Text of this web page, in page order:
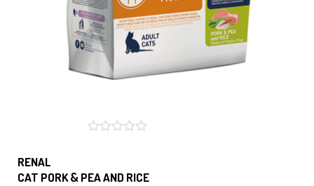
RENAL
CAT PORK & PEA AND RICE